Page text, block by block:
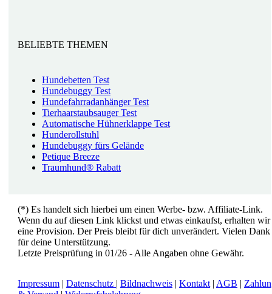
BELIEBTE THEMEN
Hundebetten Test
Hundebuggy Test
Hundefahrradanhänger Test
Tierhaarstaubsauger Test
Automatische Hühnerklappe Test
Hunderollstuhl
Hundebuggy fürs Gelände
Petique Breeze
Traumhund® Rabatt
(*) Es handelt sich hierbei um einen Werbe- bzw. Affiliate-Link.
Wenn du auf diesen Link klickst und etwas einkaufst, erhalten wir
eine Provision. Der Preis bleibt für dich unverändert. Vielen Dank
für deine Unterstützung.
Letzte Preisprüfung in 01/26 - Alle Angaben ohne Gewähr.
Impressum | Datenschutz | Bildnachweis | Kontakt | AGB |